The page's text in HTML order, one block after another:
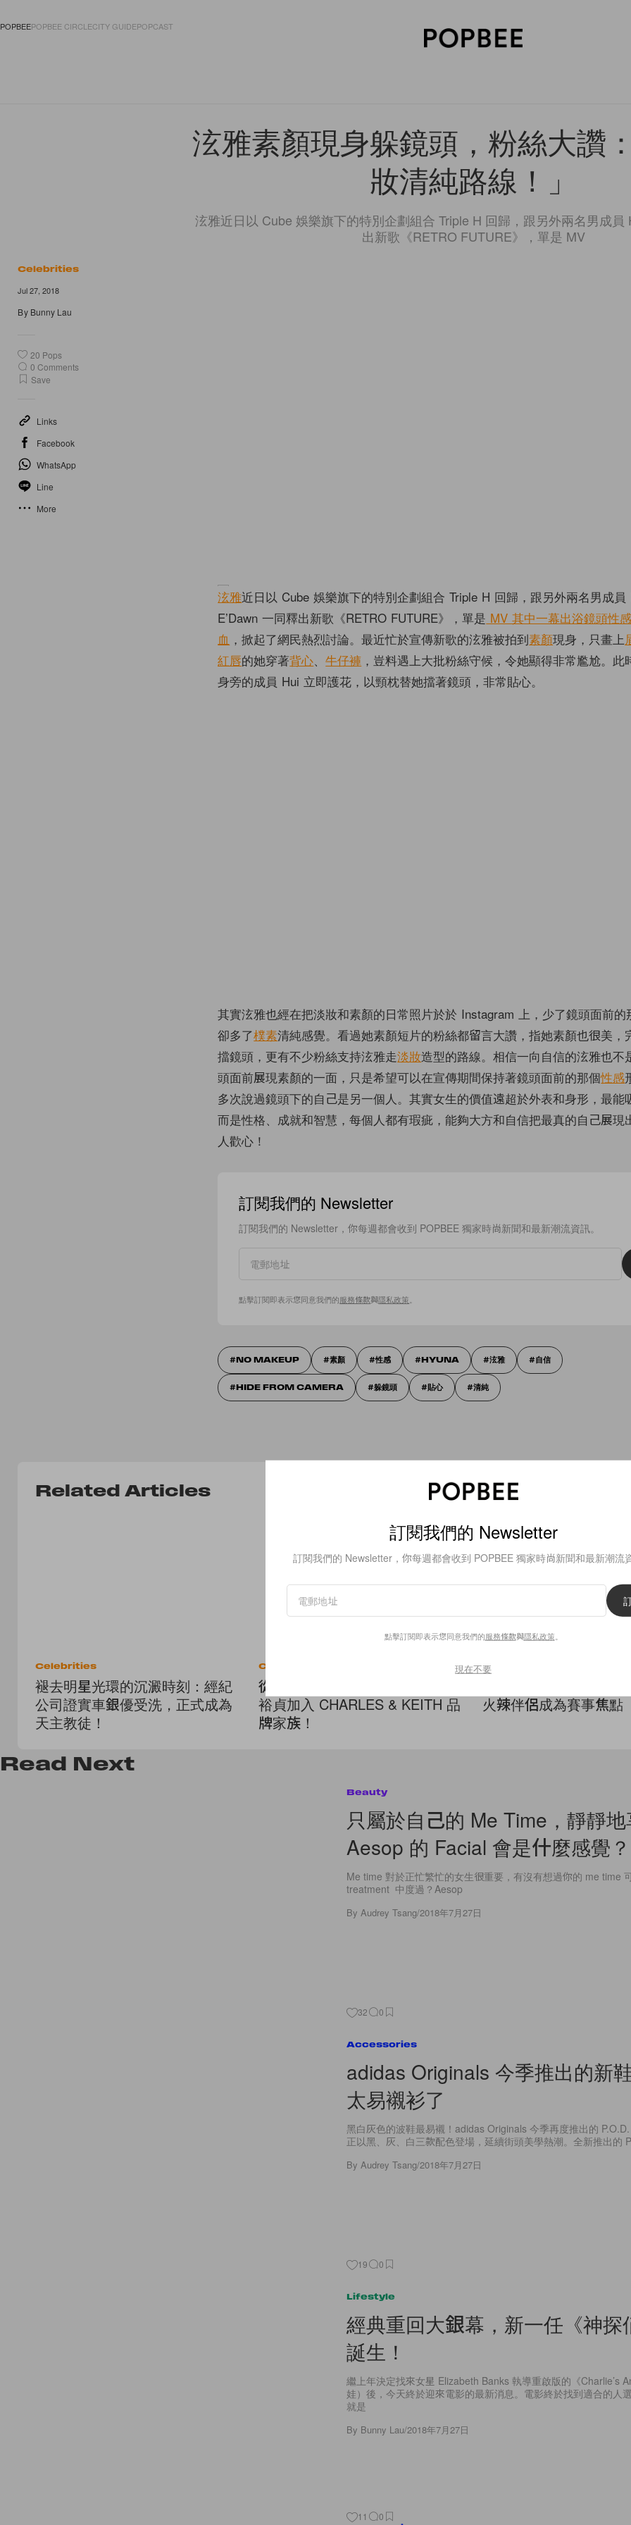
POPBEEPOPBEE CIRCLECITY GUIDEPOPCAST
泫雅素顏現身躲鏡頭，粉絲大讚
妝清純路線！」
泫雅近日以 Cube 娛樂旗下的特別企劃組合 Triple H 回歸，跟另外兩名男成員
出新歌《RETRO FUTURE》，單是 MV
Celebrities
Jul 27, 2018
By Bunny Lau
20 Pops
0 Comments
Save
Links
Facebook
WhatsApp
Line
More
泫雅近日以 Cube 娛樂旗下的特別企劃組合 Triple H 回歸，跟另外兩名男成員
E’Dawn 一同釋出新歌《RETRO FUTURE》，單是 MV 其中一幕出浴鏡頭性
血 ，掀起了網民熱烈討論。最近忙於宣傳新歌的泫雅被拍到素顏現身，只畫上
紅唇的她穿著背心、牛仔褲 ，豈料遇上大批粉絲守候，令她顯得非常尷尬。此
身旁的成員 Hui 立即護花，以頸枕替她擋著鏡頭，非常貼心。
其實泫雅也經在把淡妝和素顏的日常照片於於 Instagram 上，少了鏡頭面前的
卻多了樸素清純感覺。看過她素顏短片的粉絲都留言大讚，指她素顏也很美，
擋鏡頭，更有不少粉絲支持泫雅走淡妝造型的路線。相信一向自信的泫雅也不
頭面前展現素顏的一面，只是希望可以在宣傳期間保持著鏡頭面前的那個性感
多次說過鏡頭下的自己是另一個人。其實女生的價值遠超於外表和身形，最能
而是性格、成就和智慧，每個人都有瑕疵，能夠大方和自信把最真的自己展現
人歡心！
訂閱我們的 Newsletter
訂閱我們的 Newsletter，你每週都會收到 POPBEE 獨家時尚新聞和最新潮流資訊。
點擊訂閱即表示您同意我們的服務條款與隱私政策。
NO MAKEUP 素顏 性感 HYUNA 泫雅 自信
HIDE FROM CAMERA 躲鏡頭 貼心 清純
Related Articles
Celebrities
褪去明星光環的沉澱時刻：經紀
公司證實車銀優受洗，正式成為
天主教徒！
Celebrities
從《雲畫的月光》到時尚圈：金
裕貞加入 CHARLES & KEITH 品
牌家族！
Celebrities
2026 世界盃場邊最美
火辣伴侶成為賽事焦點
Read Next
Beauty
只屬於自己的 Me Time，靜靜地
Aesop 的 Facial 會是什麼感覺？
Me time 對於正忙繁忙的女生很重要，有沒有想過你的 me time
treatment 中度過？Aesop
By Audrey Tsang/2018年7月27日
32 0
Accessories
adidas Originals 今季推出的新
太易襯衫了
黑白灰色的波鞋最易襯！adidas Originals 今季再度推出的
正以黑、灰、白三款配色登場，延續街頭美學熱潮。全新推出的
By Audrey Tsang/2018年7月27日
19 0
Lifestyle
經典重回大銀幕，新一任《神探
誕生！
繼上年決定找來女星 Elizabeth Banks 執導重啟版的《Charlie’s
娃）後，今天終於迎來電影的最新消息。電影終於找到適合的人
就是
By Bunny Lau/2018年7月27日
11 0
訂閱我們的 Newsletter
訂閱我們的 Newsletter，你每週都會收到 POPBEE 獨家時尚新聞和最新潮流資
點擊訂閱即表示您同意我們的服務條款與隱私政策。
現在不要